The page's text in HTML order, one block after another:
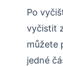
Po
vyčistit
můžete
jedné